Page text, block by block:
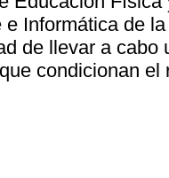
Informática de
de llevar a cabo
condicionan el